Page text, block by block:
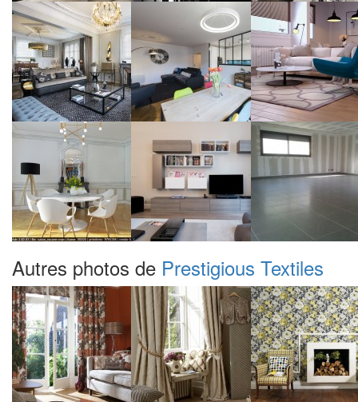
Autres photos de Prestigious Textiles